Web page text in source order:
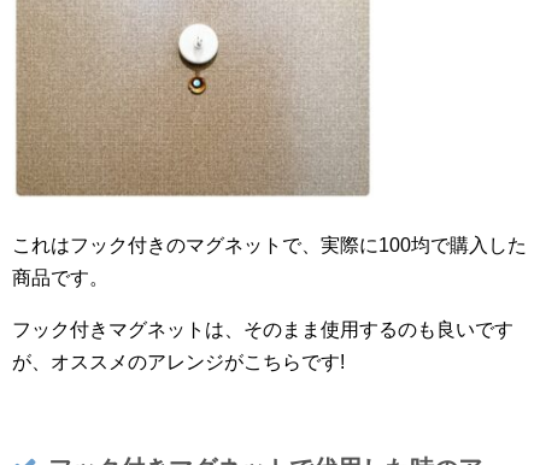
これはフック付きのマグネットで、実際に100均で購入した
商品です。
フック付きマグネットは、そのまま使用するのも良いです
が、オススメのアレンジがこちらです!